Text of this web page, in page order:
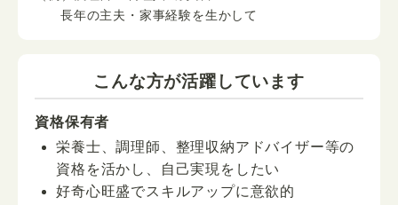
長年の主夫・家事経験を生かして
こんな方が活躍しています
資格保有者
栄養士、調理師、整理収納アドバイザー等の
資格を活かし、自己実現をしたい
好奇心旺盛でスキルアップに意欲的